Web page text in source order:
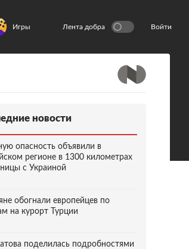
Игры Лента добра Войти
новости
опасность объявили в
регионе в 1300 километрах
с Украиной
обогнали европейцев по
на курорт Турции
поделилась подробностями